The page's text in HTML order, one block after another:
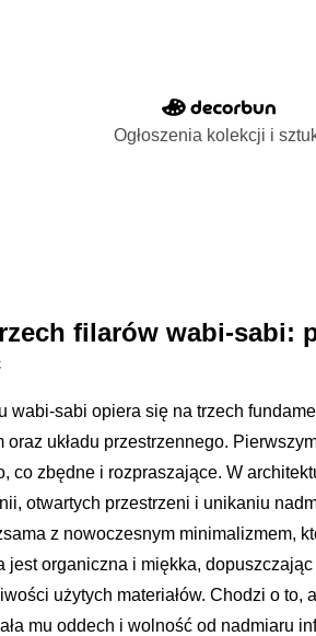
Ogłoszenia kolekcji i
filarów wabi-sabi:
wabi-sabi opiera się na trzech
oraz układu przestrzennego.
co zbędne i rozpraszające. W
otwartych przestrzeni i unikaniu
z nowoczesnym minimalizmem,
jest organiczna i miękka,
użytych materiałów. Chodzi o to,
mu oddech i wolność od nadmiaru